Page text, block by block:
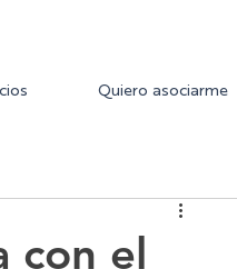
Quiero asociarme
con el